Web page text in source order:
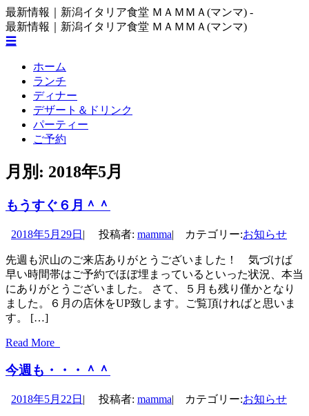
コ
ン
テ
最新情報｜新潟イタリア食堂 ＭＡＭＭＡ(マンマ) -
最新情報｜新潟イタリア食堂 ＭＡＭＭＡ(マンマ)
☰
ッ
ホーム
ランチ
ディナー
デザート＆ドリンク
パーティー
ご予約
月別: 2018年5月
もうすぐ６月＾＾
2018年5月29日 | 投稿者: mamma| カテゴリー:お知らせ
先週も沢山のご来店ありがとうございました！ 気づけば
早い時間帯はご予約でほぼ埋まっているといった状況、本当
にありがとうございました。 さて、５月も残り僅かとなり
ました。６月の店休をUP致します。ご覧頂ければと思いま
す。 […]
Read More
今週も・・・＾＾
2018年5月22日 | 投稿者: mamma| カテゴリー:お知らせ